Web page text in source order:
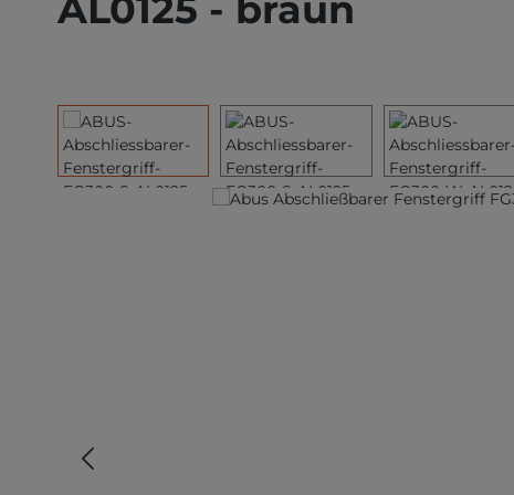
Bildergalerie überspringen